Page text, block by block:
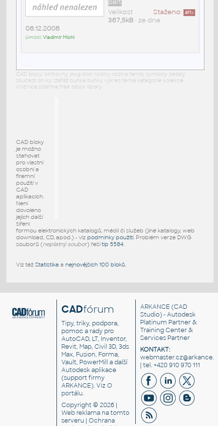
part
Staženo: 411x
Velikost
367,5kB• ze dne
08.12.2008
Umístil:Vladimír Michl
CAD bloky: knihovny dwg blok rodiny rodina family symboly detaily
součásti prvky stafáž buňka buňky výkres téma kategorie kolekce
knižnica zdarma free block library
CAD bloky
je možno
stahovat
pro vlastní
osobní a
firemní
použití v
CAD
aplikacích.
Není
dovoleno
jejich další
šíření
formou elektronických katalogů, médií či služeb (jiné katalogy, web
download, CD, apod.) - viz podmínky použití. Problém verze DWG
souborů (neplatný soubor) řešítip 5584.
Viz též Statistika a nejnovějších 100 bloků.
CADfórum
Tipy, triky, podpora,
pomoc a rady pro
AutoCAD, LT, Inventor,
Revit, Map, Civil 3D, 3ds
Max, Fusion, Forma,
Vault, PowerMill a další
Autodesk aplikace
(support firmy
ARKANCE). VizO
portálu.
Copyright © 2026 |
Web reklama na tomto
serveru |Ochrana
ARKANCE (CAD
Studio) - Autodesk
Platinum Partner &
Training Center &
Services Partner
KONTAKT:
| tel. +420 910 970 111